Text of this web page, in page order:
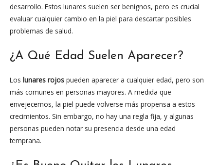
desarrollo. Estos lunares suelen ser benignos, pero es crucial
evaluar cualquier cambio en la piel para descartar posibles
problemas de salud.
¿A Qué Edad Suelen Aparecer?
Los lunares rojos pueden aparecer a cualquier edad, pero son
más comunes en personas mayores. A medida que
envejecemos, la piel puede volverse más propensa a estos
crecimientos. Sin embargo, no hay una regla fija, y algunas
personas pueden notar su presencia desde una edad
temprana.